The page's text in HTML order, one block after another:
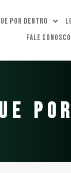
Por dentro
Fale Conosco